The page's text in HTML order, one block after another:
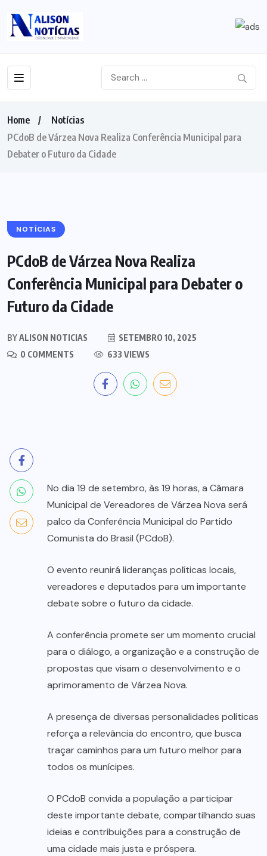
Home
Notícias
PCdoB de Várzea Nova Realiza Conferência Municipal para
Debater o Futuro da Cidade
NOTÍCIAS
PCdoB de Várzea Nova Realiza
Conferência Municipal para Debater o
Futuro da Cidade
BYALISON NOTICIAS
SETEMBRO 10, 2025
0 COMMENTS
633 VIEWS
No dia 19 de setembro, às 19 horas, a Câmara
Municipal de Vereadores de Várzea Nova será
palco da Conferência Municipal do Partido
Comunista do Brasil (PCdoB).
O evento reunirá lideranças políticas locais,
vereadores e deputados para um importante
debate sobre o futuro da cidade.
A conferência promete ser um momento crucial
para o diálogo, a organização e a construção de
propostas que visam o desenvolvimento e o
aprimoramento de Várzea Nova.
A presença de diversas personalidades políticas
reforça a relevância do encontro, que busca
traçar caminhos para um futuro melhor para
todos os munícipes.
O PCdoB convida a população a participar
deste importante debate, compartilhando suas
ideias e contribuições para a construção de
uma cidade mais justa e próspera.